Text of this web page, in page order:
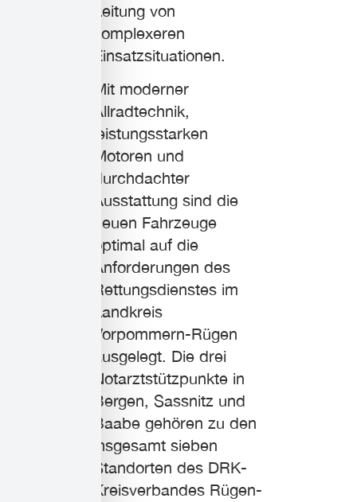
Leitung von
komplexeren
Einsatzsituationen.
Mit moderner
Allradtechnik,
leistungsstarken
Motoren und
durchdachter
Ausstattung sind die
neuen Fahrzeuge
optimal auf die
Anforderungen des
Rettungsdienstes im
Landkreis
Vorpommern-Rügen
ausgelegt. Die drei
Notarztstützpunkte in
Bergen, Sassnitz und
Baabe gehören zu den
insgesamt sieben
Standorten des DRK-
Kreisverbandes Rügen-